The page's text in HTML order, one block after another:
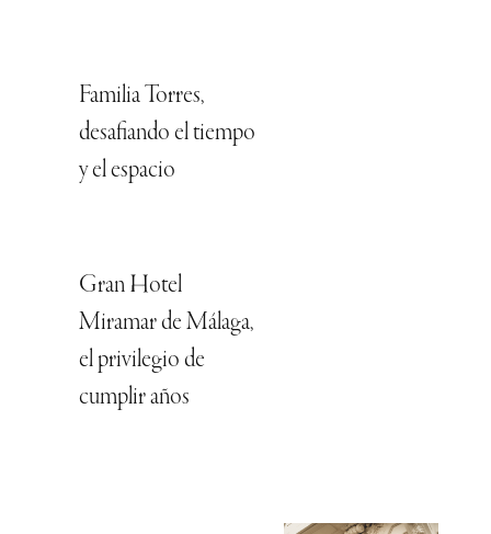
Familia Torres,
desafiando el tiempo
y el espacio
Gran Hotel
Miramar de Málaga,
el privilegio de
cumplir años